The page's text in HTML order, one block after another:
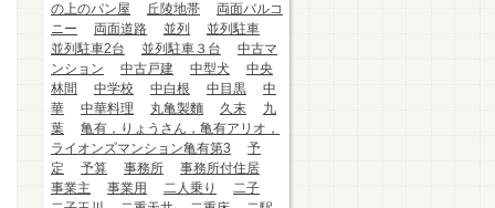
の上のパン屋
丘陵地帯
両面バルコ
ニー
両面道路 並列
並列駐車
並列駐車2台
並列駐車３台
中古マ
ンション
中古戸建 中型犬
中央
林間
中学校 中白根 中目黒
中
華
中華料理 丸亀製麵 久末
九
葉
亀有，りょうさん，亀有アリオ，
ライオンズマンション亀有第3
予
定
予算 事務所
事務所付住居
事業主
事業用 二人乗り
二子